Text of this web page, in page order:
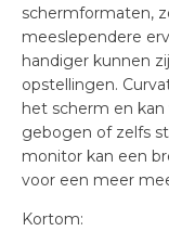
schermformaten,
meeslependere
handiger kunnen
opstellingen.
het scherm en
gebogen of zelfs
monitor kan een
voor een meer
Kortom: